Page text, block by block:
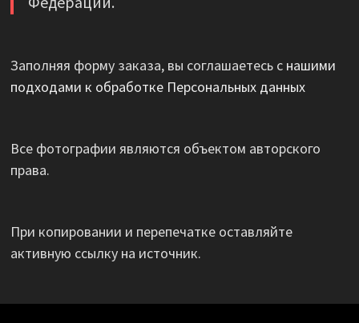
Заполняя форму заказа, вы соглашаетесь с нашими
подходами к обработке Персональных данных
Все фотографии являются объектом авторского
права.
При копировании и перепечатке оставляйте
активную ссылку на источник.